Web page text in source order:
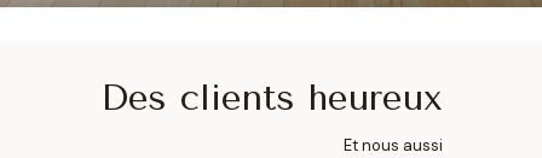
Des clients heureux
Et nous aussi